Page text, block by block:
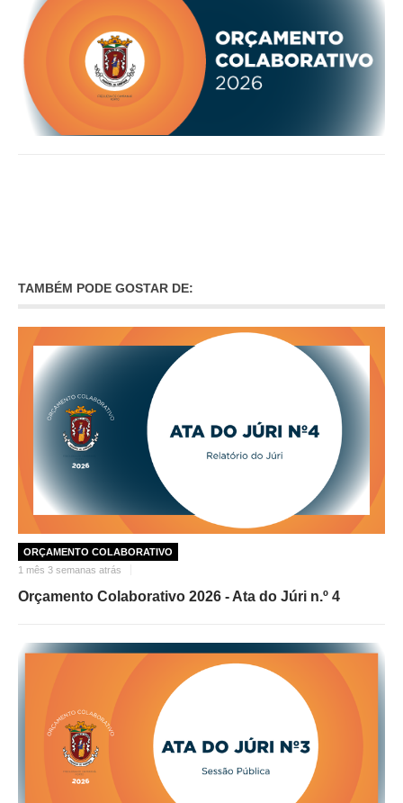
O GABINETE
APOIO AOS DESEMPREGADOS
APOIO ÀS EMPRESAS
OFERTAS DE EMPREGO
CONTACTO E HORÁRIO GIP
CONTACTOS
TAMBÉM PODE GOSTAR DE:
ORÇAMENTO COLABORATIVO
1 mês 3 semanas atrás
Orçamento Colaborativo 2026 - Ata do Júri n.º 4